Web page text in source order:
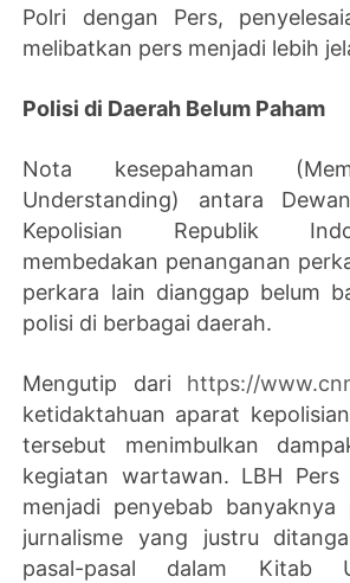
Polri dengan Pers,
melibatkan pers menjadi lebih
Polisi di Daerah Belum Paham
Nota kesepahaman
Understanding) antara
Kepolisian Republik
membedakan penanganan
perkara lain dianggap belum
polisi di berbagai daerah.
Mengutip dari https://
ketidaktahuan aparat
tersebut menimbulkan
kegiatan wartawan. LBH
menjadi penyebab banyaknya
jurnalisme yang justru
pasal-pasal dalam Kitab